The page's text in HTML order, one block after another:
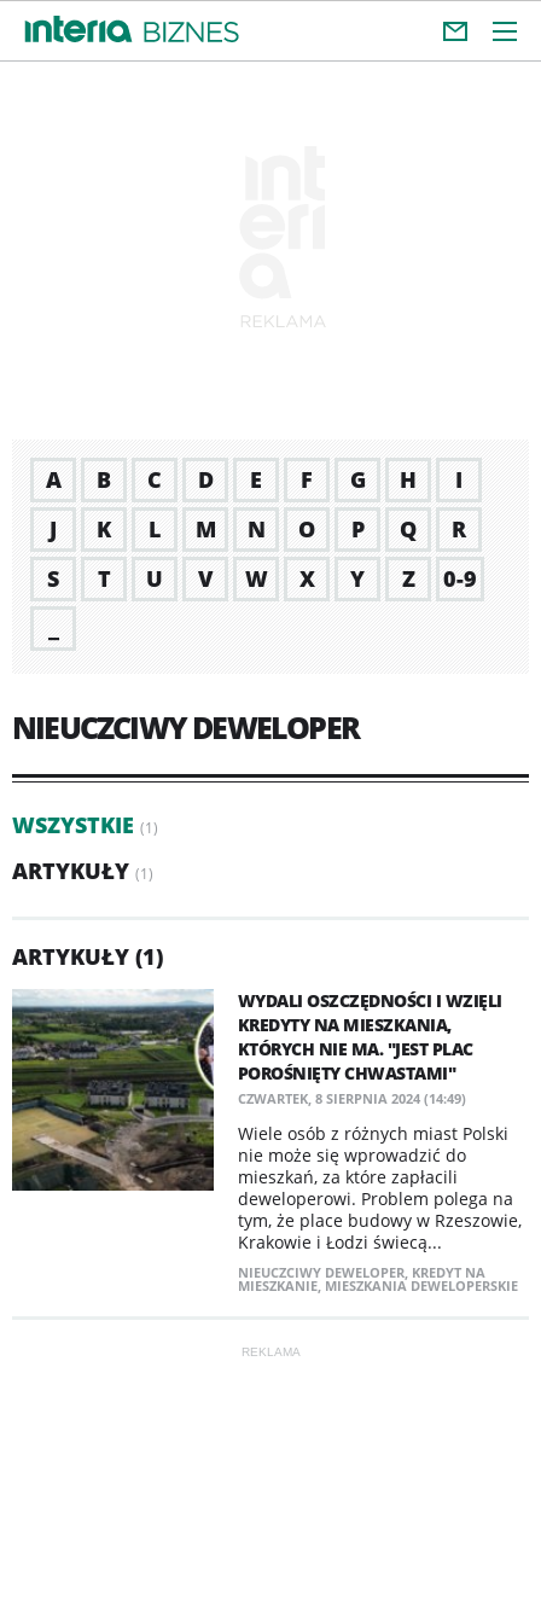
A B C D E F G H
I
J
K L M N O P Q
R
S
T U V W X Y Z
0-9
NIEUCZCIWY DEWELOPER
WSZYSTKIE (1)
ARTYKUŁY (1)
ARTYKUŁY (1)
WYDALI OSZCZĘDNOŚCI I WZIĘLI
KREDYTY NA MIESZKANIA,
KTÓRYCH NIE MA. "JEST PLAC
POROŚNIĘTY CHWASTAMI"
CZWARTEK, 8 SIERPNIA 2024 (14:49)
Wiele osób z różnych miast Polski
nie może się wprowadzić do
mieszkań, za które zapłacili
deweloperowi. Problem polega na
tym, że place budowy w Rzeszowie,
Krakowie i Łodzi świecą...
NIEUCZCIWY DEWELOPER, KREDYT NA
MIESZKANIE, MIESZKANIA DEWELOPERSKIE
REKLAMA